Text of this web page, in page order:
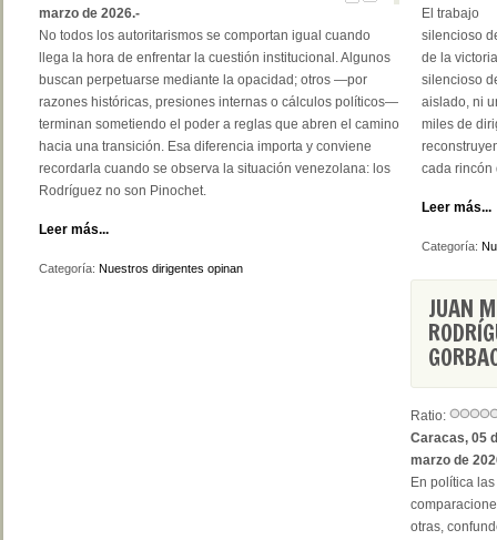
marzo de 2026.-
No todos los autoritarismos se comportan igual cuando
llega la hora de enfrentar la cuestión institucional. Algunos
buscan perpetuarse mediante la opacidad; otros —por
razones históricas, presiones internas o cálculos políticos—
terminan sometiendo el poder a reglas que abren el camino
hacia una transición. Esa diferencia importa y conviene
recordarla cuando se observa la situación venezolana: los
Rodríguez no son Pinochet.
Leer más...
Categoría: Nuestros dirigentes opinan
El trabajo
silencioso
de la
silencioso
aislado, ni
miles de
cada rincón
Leer más...
Categoría:
JUAN
Ratio:
Caracas, 05
marzo de
En política las
otras,